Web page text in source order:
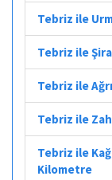
Tebriz ile
Tebriz ile
Tebriz ile
Tebriz ile
Tebriz ile
Kilometre